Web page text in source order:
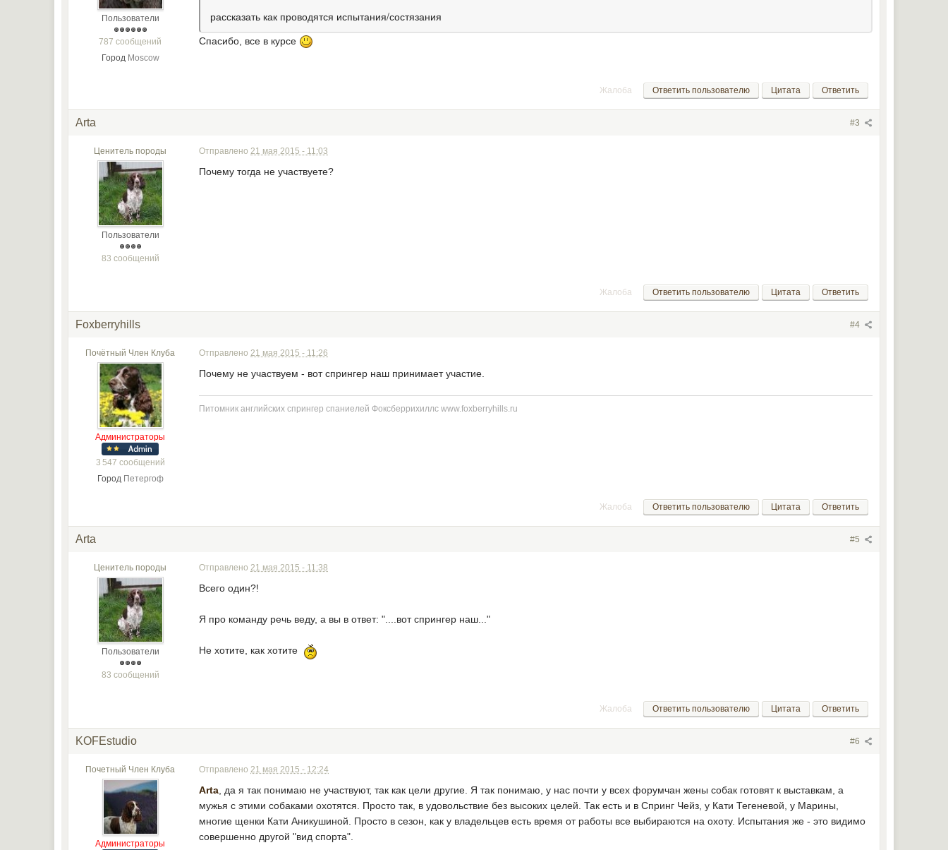
Пользователи
787 сообщений
Город Moscow
рассказать как проводятся испытания/состязания
Спасибо, все в курсе
Ответить
Цитата
Ответить пользователю
Жалоба
#3
Arta
Ценитель породы
Пользователи
83 сообщений
Отправлено21 мая 2015 - 11:03
Почему тогда не участвуете?
Ответить
Цитата
Ответить пользователю
Жалоба
#4
Foxberryhills
Почётный Член Клуба
Администраторы
3 547 сообщений
Город Петергоф
Отправлено21 мая 2015 - 11:26
Почему не участвуем - вот спрингер наш принимает участие.
Питомник английских спрингер спаниелей Фоксберрихиллс www.foxberryhills.ru
Ответить
Цитата
Ответить пользователю
Жалоба
#5
Arta
Ценитель породы
Пользователи
83 сообщений
Отправлено21 мая 2015 - 11:38
Всего один?!
Я про команду речь веду, а вы в ответ: "....вот спрингер наш..."
Не хотите, как хотите
Ответить
Цитата
Ответить пользователю
Жалоба
#6
KOFEstudio
Почетный Член Клуба
Администраторы
Отправлено21 мая 2015 - 12:24
Arta, да я так понимаю не участвуют, так как цели другие. Я так понимаю, у нас почти у всех форумчан жены собак готовят к выставкам, а
мужья с этими собаками охотятся. Просто так, в удовольствие без высоких целей. Так есть и в Спринг Чейз, у Кати Тегеневой, у Марины,
многие щенки Кати Аникушиной. Просто в сезон, как у владельцев есть время от работы все выбираются на охоту. Испытания же - это видимо
совершенно другой "вид спорта".